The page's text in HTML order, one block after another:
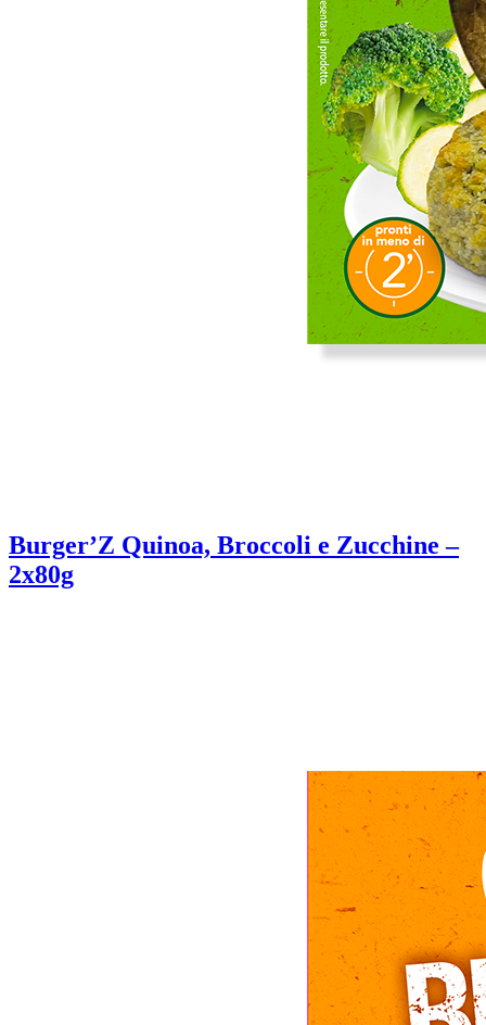
Burger’Z Quinoa, Broccoli e Zucchine –
2x80g